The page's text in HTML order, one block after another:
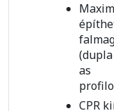
(dupla
as
CPR